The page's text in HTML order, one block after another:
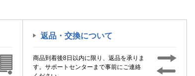
返品・交換について
商品到着後8日以内に限り、返品を承りま
す。サポートセンターまで事前にご連絡